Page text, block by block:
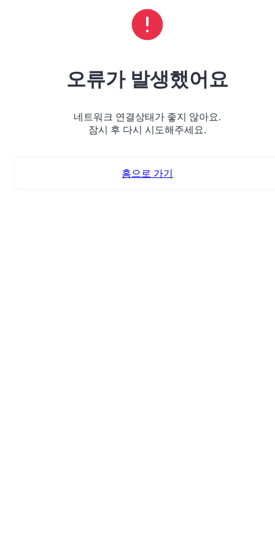
오류가 발생했어요
네트워크 연결상태가 좋지 않아요.
잠시 후 다시 시도해주세요.
홈으로 가기